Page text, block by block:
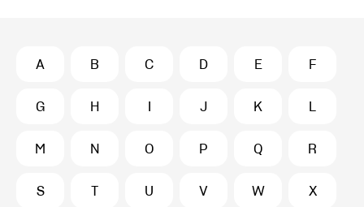
A B C D E F
G H I J K L
M N O P Q R
S T U V W X